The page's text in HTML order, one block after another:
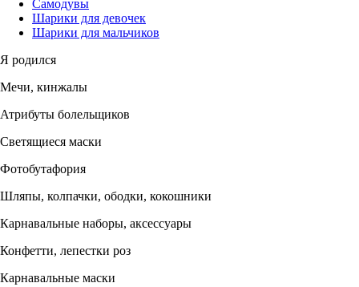
Самодувы
Шарики для девочек
Шарики для мальчиков
Я родился
Мечи, кинжалы
Атрибуты болельщиков
Светящиеся маски
Фотобутафория
Шляпы, колпачки, ободки, кокошники
Карнавальные наборы, аксессуары
Конфетти, лепестки роз
Карнавальные маски